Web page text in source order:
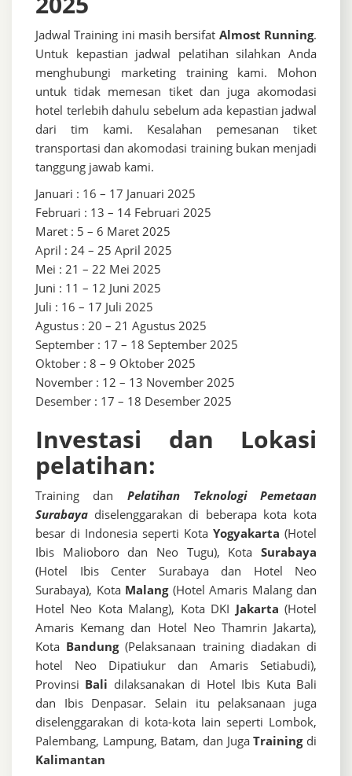
Jadwal Training ini masih bersifat Almost Running.
Untuk kepastian jadwal pelatihan silahkan Anda
menghubungi marketing training kami. Mohon
untuk tidak memesan tiket dan juga akomodasi
hotel terlebih dahulu sebelum ada kepastian jadwal
dari tim kami. Kesalahan pemesanan tiket
transportasi dan akomodasi training bukan menjadi
tanggung jawab kami.
Januari : 16 – 17 Januari 2025
Februari : 13 – 14 Februari 2025
Maret : 5 – 6 Maret 2025
April : 24 – 25 April 2025
Mei : 21 – 22 Mei 2025
Juni : 11 – 12 Juni 2025
Juli : 16 – 17 Juli 2025
Agustus : 20 – 21 Agustus 2025
September : 17 – 18 September 2025
Oktober : 8 – 9 Oktober 2025
November : 12 – 13 November 2025
Desember : 17 – 18 Desember 2025
Investasi dan Lokasi
pelatihan:
Training dan Pelatihan Teknologi Pemetaan
Surabaya diselenggarakan di beberapa kota kota
besar di Indonesia seperti Kota Yogyakarta (Hotel
Ibis Malioboro dan Neo Tugu), Kota Surabaya
(Hotel Ibis Center Surabaya dan Hotel Neo
Surabaya), Kota Malang(Hotel Amaris Malang dan
Hotel Neo Kota Malang), Kota DKI Jakarta (Hotel
Amaris Kemang dan Hotel Neo Thamrin Jakarta),
Kota Bandung(Pelaksanaan training diadakan di
hotel Neo Dipatiukur dan Amaris Setiabudi),
Provinsi Bali dilaksanakan di Hotel Ibis Kuta Bali
dan Ibis Denpasar. Selain itu pelaksanaan juga
diselenggarakan di kota-kota lain seperti Lombok,
Palembang, Lampung, Batam, dan JugaTrainingdi
Kalimantan